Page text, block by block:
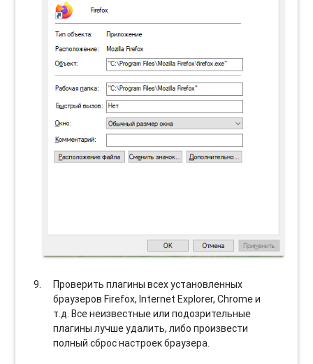
Проверить плагины всех установленных
браузеров Firefox, Internet Explorer, Chrome и
т.д. Все неизвестные или подозрительные
плагины лучше удалить, либо произвести
полный сброс настроек браузера.